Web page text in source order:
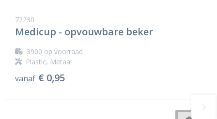
72230
Medicup - opvouwbare beker
3900 op voorraad
Plastic, Metaal
vanaf € 0,95